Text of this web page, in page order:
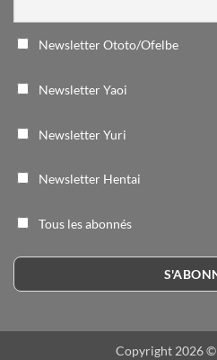
Newsletter Ototo/Ofelbe
Newsletter Yaoi
Newsletter Yuri
Newsletter Hentai
Tous les abonnés
Copyright 2026 ©